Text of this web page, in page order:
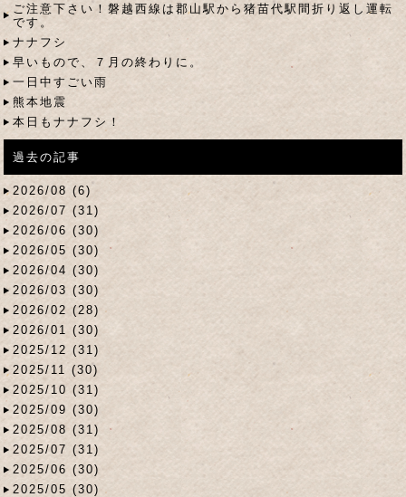
ご注意下さい！磐越西線は郡山駅から猪苗代駅間折り返し運転
です。
ナナフシ
早いもので、７月の終わりに。
一日中すごい雨
熊本地震
本日もナナフシ！
過去の記事
2026/08 (6)
2026/07 (31)
2026/06 (30)
2026/05 (30)
2026/04 (30)
2026/03 (30)
2026/02 (28)
2026/01 (30)
2025/12 (31)
2025/11 (30)
2025/10 (31)
2025/09 (30)
2025/08 (31)
2025/07 (31)
2025/06 (30)
2025/05 (30)